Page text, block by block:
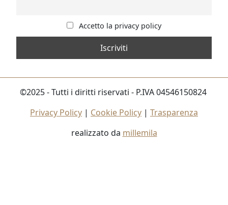
Accetto la privacy policy
©2025 - Tutti i diritti riservati - P.IVA 04546150824
Privacy Policy | Cookie Policy | Trasparenza
realizzato da millemila